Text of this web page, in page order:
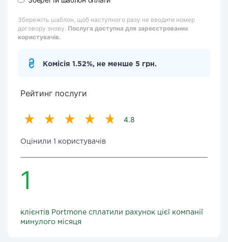
Збережіть шаблон, щоб наступного разу не вводити номер
договору знову. Послуга доступна для зареєстрованих
користувачів.
Комісія 1.52%, не менше 5 грн.
Рейтинг послуги
4.8
Оцінили 1 користувачів
1
клієнтів Portmone сплатили рахунок цієї компанії
минулого місяця